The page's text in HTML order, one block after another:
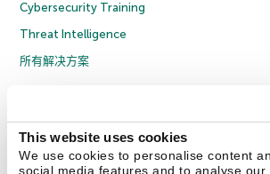
This website uses cookies
We use cookies to personalise content
social media features and to analyse our
Cybersecurity Training
Threat Intelligence
所有解决方案
反腐败政策
许可协议 B2B
京ICP备12053225号
京公网安备 11010102001169号